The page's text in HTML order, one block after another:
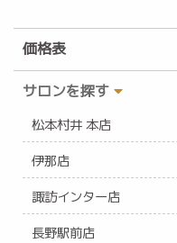
価格表
サロンを探す
松本村井 本店
伊那店
諏訪インター店
長野駅前店